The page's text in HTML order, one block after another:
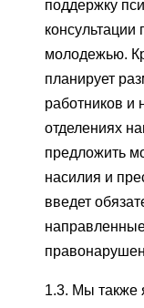
поддержку
консультации
молодежью.
планирует
работников и
отделениях
предложить
насилия и
введет
1.3. Мы также